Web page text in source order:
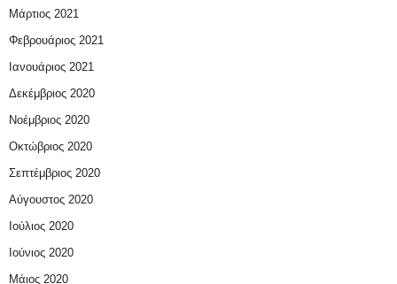
Μάρτιος 2021
Φεβρουάριος 2021
Ιανουάριος 2021
Δεκέμβριος 2020
Νοέμβριος 2020
Οκτώβριος 2020
Σεπτέμβριος 2020
Αύγουστος 2020
Ιούλιος 2020
Ιούνιος 2020
Μάιος 2020